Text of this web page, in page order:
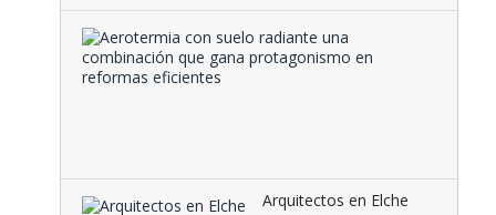
Arquitectos en Elche